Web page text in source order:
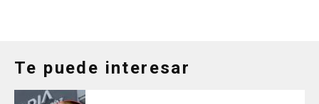
Te puede interesar